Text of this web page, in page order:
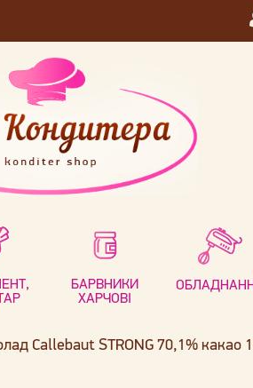
БАРВНИКИ
ХАРЧОВІ
Callebaut STRONG 70,1% какао